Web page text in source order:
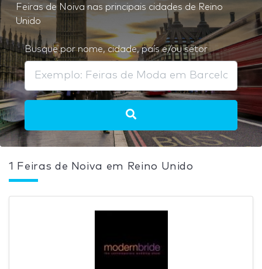
Feiras de Noiva nas principais cidades de Reino
Unido
Busque por nome, cidade, país e/ou setor
1 Feiras de Noiva em Reino Unido